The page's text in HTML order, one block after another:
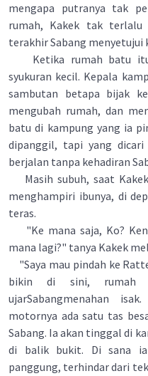
mengapa putranya tak
rumah, Kakek tak terlalu
terakhir Sabang menyetujui
Ketika rumah batu itu
syukuran kecil. Kepala
sambutan betapa bijak
mengubah rumah, dan
batu di kampung yang ia
dipanggil, tapi yang
berjalan tanpa kehadiran
Masih subuh, saat
menghampiri ibunya, di
teras.
"Ke mana saja, Ko?
mana lagi?" tanya Kakek
"Saya mau pindah ke
bikin di sini, rumah
ujarSabangmenahan
motornya ada satu tas
Sabang. Ia akan tinggal di
di balik bukit. Di sana
panggung, terhindar dari